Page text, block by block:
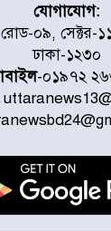
প্রত্যেক
হবে, সে যত
চট্টগ্রামে
প্রতিমন্ত্রী মীর
আগামী ৫ দিন
হাসিনার
যোগাযোগ:
০৯, সেক্টর-
ঢাকা-১২৩০
-০১৯৭২